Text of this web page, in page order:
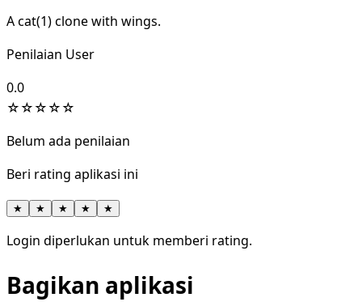
A cat(1) clone with wings.
Penilaian User
0.0
☆☆☆☆☆
Belum ada penilaian
Beri rating aplikasi ini
★ ★ ★ ★ ★
Login diperlukan untuk memberi rating.
Bagikan aplikasi